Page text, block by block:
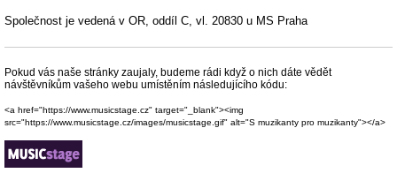
Společnost je vedená v OR, oddíl C, vl. 20830 u MS Praha
Pokud vás naše stránky zaujaly, budeme rádi když o nich dáte vědět
návštěvníkům vašeho webu umístěním následujícího kódu:
<a href="https://www.musicstage.cz" target="_blank"><img
src="https://www.musicstage.cz/images/musicstage.gif" alt="S muzikanty pro muzikanty"></a>